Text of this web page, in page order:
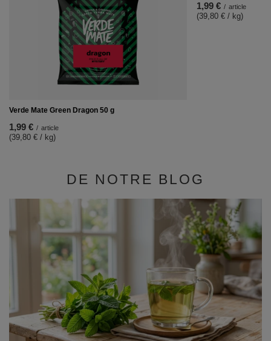
Verde Mate Green Dragon 50 g
1,99 € / article
(39,80 € / kg)
1,99 € / article
(39,80 € / kg)
DE NOTRE BLOG